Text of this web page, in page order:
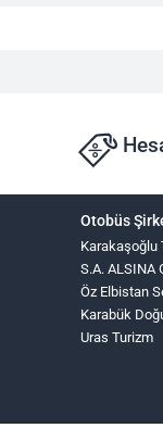
Otobüs
Karakaşoğlu
S.A. ALSINA
Öz Elbistan
Karabük
Uras Turizm